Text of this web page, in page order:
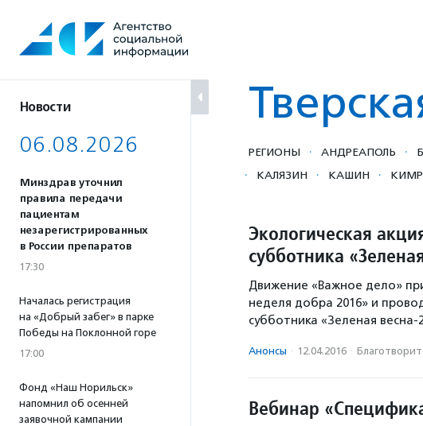
содержанию
Новости
06.08.2026
Минздрав уточнил
правила передачи
пациентам
незарегистрированных
в России препаратов
17:30
Началась регистрация
на «Добрый забег» в парке
Победы на Поклонной горе
17:00
Фонд «Наш Норильск»
напомнил об осенней
заявочной кампании
РЕГИОНЫ · АНДРЕАПОЛЬ ·
· КАЛЯЗИН · КАШИН ·
Экологическая
субботника
Движение «Важное дело»
неделя добра 2016» и
субботника «Зеленая весна-
Анонсы · 12.04.2016 ·
Вебинар